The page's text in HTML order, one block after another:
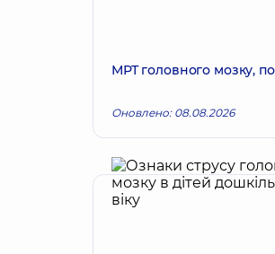
МРТ головного мозку,
Оновлено: 08.08.2026